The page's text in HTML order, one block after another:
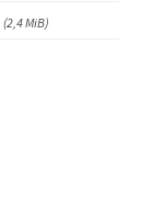
(2,4 MiB)